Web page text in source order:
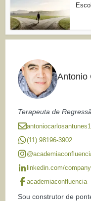
Antonio
Terapeuta de
(11) 98196-3902
linkedin.com/
academiaconfluencia
Sou construtor de